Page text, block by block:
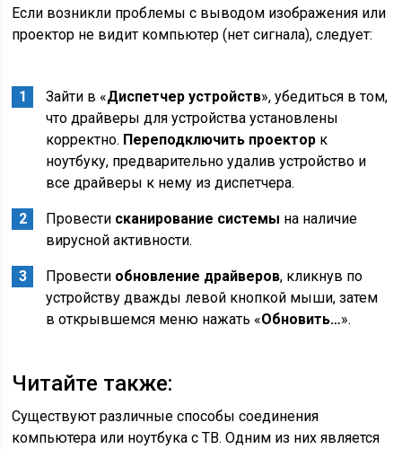
Если возникли проблемы с выводом изображения или
проектор не видит компьютер (нет сигнала), следует:
Зайти в «Диспетчер устройств», убедиться в том,
что драйверы для устройства установлены
корректно. Переподключить проектор к
ноутбуку, предварительно удалив устройство и
все драйверы к нему из диспетчера.
Провести сканирование системы на наличие
вирусной активности.
Провести обновление драйверов, кликнув по
устройству дважды левой кнопкой мыши, затем
в открывшемся меню нажать «Обновить…».
Читайте также:
Существуют различные способы соединения
компьютера или ноутбука с ТВ. Одним из них является